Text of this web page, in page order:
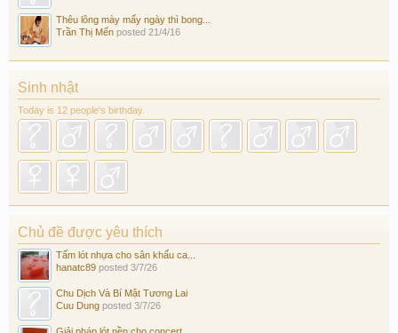
Thêu lông mày mấy ngày thì bong...
Trần Thị Mến posted 21/4/16
Sinh nhật
Today is 12 people's birthday.
Chủ đề được yêu thích
Tấm lót nhựa cho sân khấu ca...
hanatc89 posted 3/7/26
Chu Dịch Và Bí Mật Tương Lai
Cuu Dung posted 3/7/26